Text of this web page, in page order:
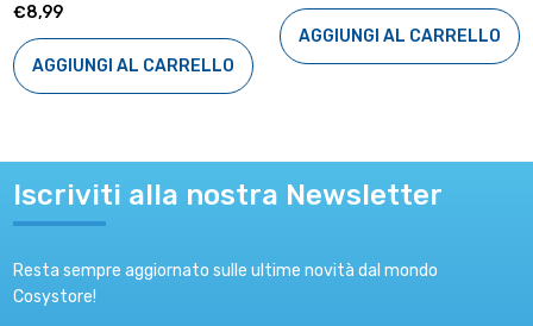
€8,99
AGGIUNGI AL CARRELLO
AGGIUNGI AL CARRELLO
Iscriviti alla nostra Newsletter
Resta sempre aggiornato sulle ultime novità dal mondo
Cosystore!